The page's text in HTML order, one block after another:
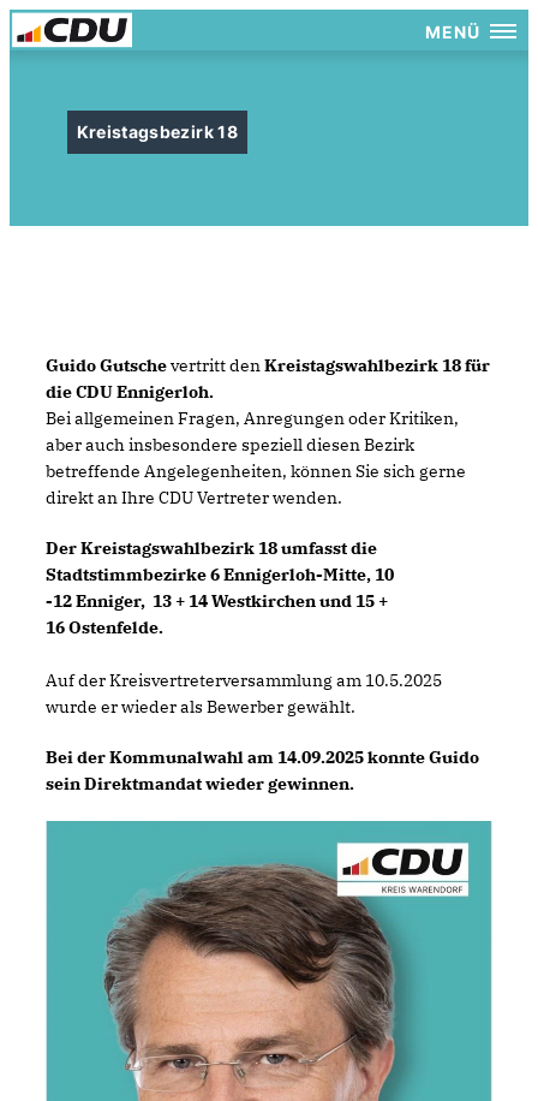
MENÜ
Kreistagsbezirk 18
Guido Gutschevertritt denKreistagswahlbezirk 18 für
die CDU Ennigerloh.
Bei allgemeinen Fragen, Anregungen oder Kritiken,
aber auch insbesondere speziell diesen Bezirk
betreffende Angelegenheiten, können Sie sich gerne
direkt an Ihre CDU Vertreter wenden.
Der Kreistagswahlbezirk 18 umfasst die
Stadtstimmbezirke 6 Ennigerloh-Mitte, 10
-12 Enniger, 13 + 14 Westkirchen und 15 +
16 Ostenfelde.
Auf der Kreisvertreterversammlung am 10.5.2025
wurde er wieder als Bewerber gewählt.
Bei der Kommunalwahl am 14.09.2025 konnte Guido
sein Direktmandat wieder gewinnen.